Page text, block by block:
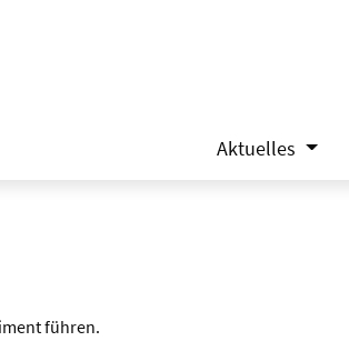
Aktuelles
führen.